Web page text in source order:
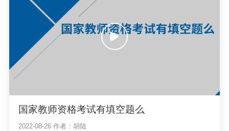
国家教师资格考试有填空题么
2022-08-26 作者：胡陆